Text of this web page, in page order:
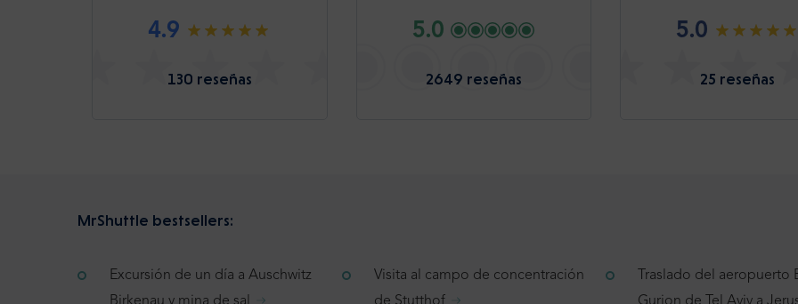
4.9
130 reseñas
5.0
2649 reseñas
5.0
25 reseñas
MrShuttle bestsellers:
Excursión de un día a Auschwitz
Visita al campo de concentración
Traslado del aeropuerto